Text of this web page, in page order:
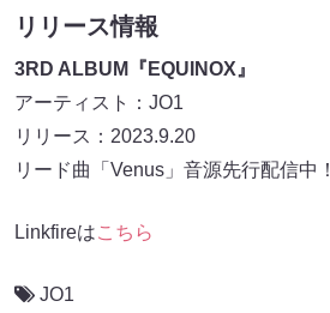
リリース情報
3RD ALBUM『EQUINOX』
アーティスト：JO1
リリース：2023.9.20
リード曲「Venus」音源先行配信中！
Linkfireはこちら
JO1